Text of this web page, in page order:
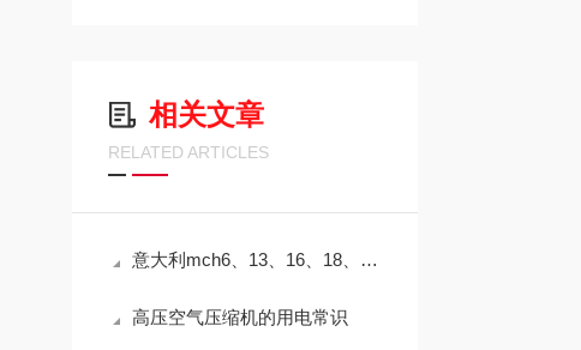
相关文章
RELATED ARTICLES
意大利mch6、13、16、18、30、36活塞式压缩机的基本结构
高压空气压缩机的用电常识